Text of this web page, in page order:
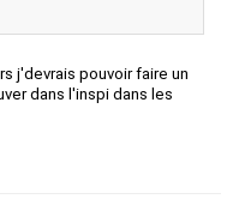
j'devrais pouvoir faire un
dans l'inspi dans les